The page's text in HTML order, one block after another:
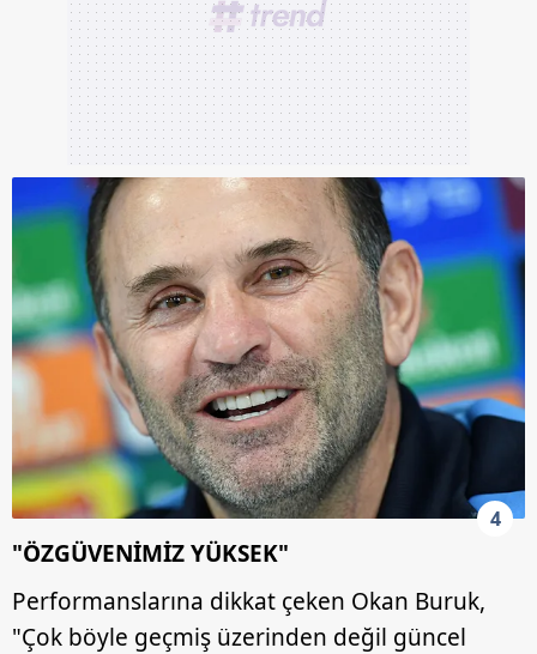
4
"ÖZGÜVENİMİZ YÜKSEK"
Performanslarına dikkat çeken Okan Buruk,
"Çok böyle geçmiş üzerinden değil güncel